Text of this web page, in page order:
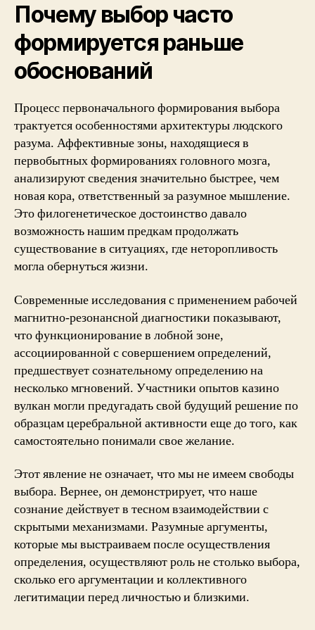
Почему выбор часто
формируется раньше
обоснований
Процесс первоначального формирования выбора
трактуется особенностями архитектуры людского
разума. Аффективные зоны, находящиеся в
первобытных формированиях головного мозга,
анализируют сведения значительно быстрее, чем
новая кора, ответственный за разумное мышление.
Это филогенетическое достоинство давало
возможность нашим предкам продолжать
существование в ситуациях, где неторопливость
могла обернуться жизни.
Современные исследования с применением рабочей
магнитно-резонансной диагностики показывают,
что функционирование в лобной зоне,
ассоциированной с совершением определений,
предшествует сознательному определению на
несколько мгновений. Участники опытов казино
вулкан могли предугадать свой будущий решение по
образцам церебральной активности еще до того, как
самостоятельно понимали свое желание.
Этот явление не означает, что мы не имеем свободы
выбора. Вернее, он демонстрирует, что наше
сознание действует в тесном взаимодействии с
скрытыми механизмами. Разумные аргументы,
которые мы выстраиваем после осуществления
определения, осуществляют роль не столько выбора,
сколько его аргументации и коллективного
легитимации перед личностью и близкими.